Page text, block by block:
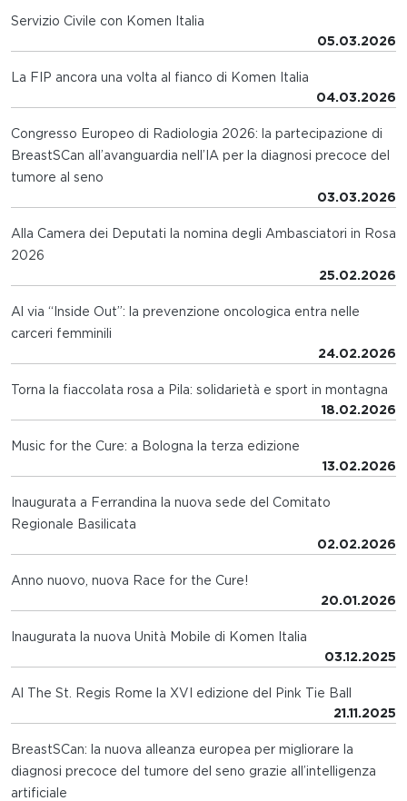
Servizio Civile con Komen Italia
05.03.2026
La FIP ancora una volta al fianco di Komen Italia
04.03.2026
Congresso Europeo di Radiologia 2026: la partecipazione di
BreastSCan all’avanguardia nell’IA per la diagnosi precoce del
tumore al seno
03.03.2026
Alla Camera dei Deputati la nomina degli Ambasciatori in Rosa
2026
25.02.2026
Al via “Inside Out”: la prevenzione oncologica entra nelle
carceri femminili
24.02.2026
Torna la fiaccolata rosa a Pila: solidarietà e sport in montagna
18.02.2026
Music for the Cure: a Bologna la terza edizione
13.02.2026
Inaugurata a Ferrandina la nuova sede del Comitato
Regionale Basilicata
02.02.2026
Anno nuovo, nuova Race for the Cure!
20.01.2026
Inaugurata la nuova Unità Mobile di Komen Italia
03.12.2025
Al The St. Regis Rome la XVI edizione del Pink Tie Ball
21.11.2025
BreastSCan: la nuova alleanza europea per migliorare la
diagnosi precoce del tumore del seno grazie all’intelligenza
artificiale